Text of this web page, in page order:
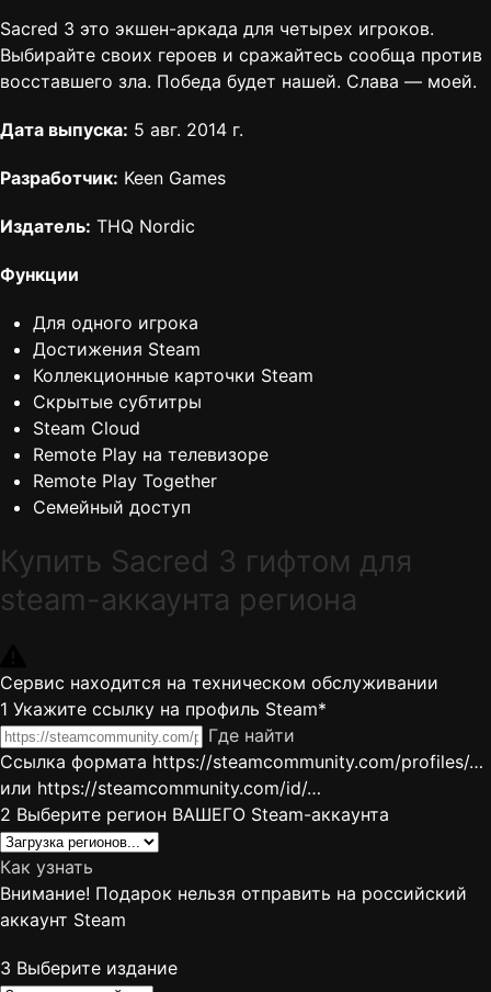
Sacred 3 это экшен-аркада для четырех игроков.
Выбирайте своих героев и сражайтесь сообща против
восставшего зла. Победа будет нашей. Слава — моей.
Дата выпуска: 5 авг. 2014 г.
Разработчик: Keen Games
Издатель: THQ Nordic
Функции
Для одного игрока
Достижения Steam
Коллекционные карточки Steam
Скрытые субтитры
Steam Cloud
Remote Play на телевизоре
Remote Play Together
Семейный доступ
Купить Sacred 3 гифтом для
steam-аккаунта региона
Сервис находится на техническом обслуживании
1 Укажите ссылку на профиль Steam*
Где найти
Ссылка формата https://steamcommunity.com/profiles/…
или https://steamcommunity.com/id/…
2 Выберите регион ВАШЕГО Steam-аккаунта
Как узнать
Внимание! Подарок нельзя отправить на российский
аккаунт Steam
3 Выберите издание